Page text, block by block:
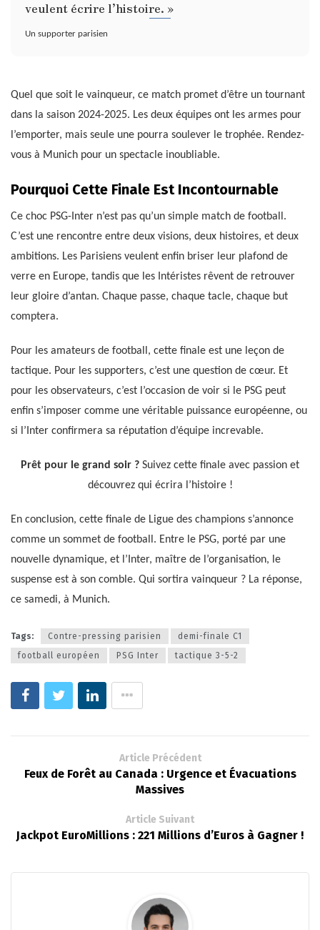
veulent écrire l’histoire. »
Un supporter parisien
Quel que soit le vainqueur, ce match promet d’être un tournant
dans la saison 2024-2025. Les deux équipes ont les armes pour
l’emporter, mais seule une pourra soulever le trophée. Rendez-
vous à Munich pour un spectacle inoubliable.
Pourquoi Cette Finale Est Incontournable
Ce choc PSG-Inter n’est pas qu’un simple match de football.
C’est une rencontre entre deux visions, deux histoires, et deux
ambitions. Les Parisiens veulent enfin briser leur plafond de
verre en Europe, tandis que les Intéristes rêvent de retrouver
leur gloire d’antan. Chaque passe, chaque tacle, chaque but
comptera.
Pour les amateurs de football, cette finale est une leçon de
tactique. Pour les supporters, c’est une question de cœur. Et
pour les observateurs, c’est l’occasion de voir si le PSG peut
enfin s’imposer comme une véritable puissance européenne, ou
si l’Inter confirmera sa réputation d’équipe increvable.
Prêt pour le grand soir ? Suivez cette finale avec passion et
découvrez qui écrira l’histoire !
En conclusion, cette finale de Ligue des champions s’annonce
comme un sommet de football. Entre le PSG, porté par une
nouvelle dynamique, et l’Inter, maître de l’organisation, le
suspense est à son comble. Qui sortira vainqueur ? La réponse,
ce samedi, à Munich.
Tags: Contre-pressing parisien
demi-finale C1
football européen
PSG Inter tactique 3-5-2
Article Précédent
Feux de Forêt au Canada : Urgence et Évacuations
Massives
Article Suivant
Jackpot EuroMillions : 221 Millions d’Euros à Gagner !